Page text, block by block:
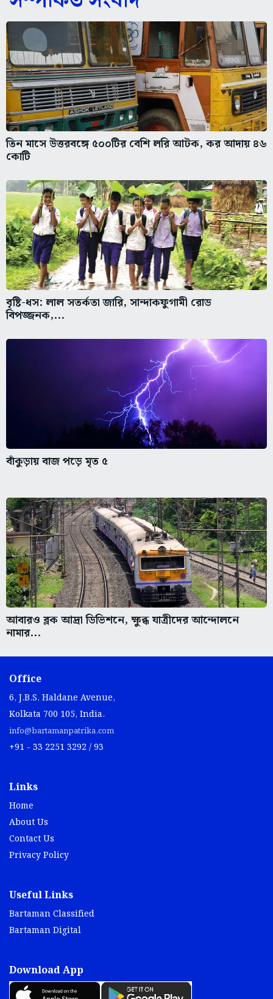
তিন মাসে উত্তরবঙ্গে ৫০০টির বেশি লরি আটক, কর আদায় ৪৬
কোটি
বৃষ্টি-ধস: লাল সতর্কতা জারি, সান্দাকফুগামী রোড
বিপজ্জনক,...
বাঁকুড়ায় বাজ পড়ে মৃত ৫
আবারও ব্লক আদ্রা ডিভিশনে, ক্ষুব্ধ যাত্রীদের আন্দোলনে
নামার...
Office
6, J.B.S. Haldane Avenue,
Kolkata 700 105, India.
info@bartamanpatrika.com
+91 - 33 2251 3292 / 93
Links
Home
About Us
Contact Us
Privacy Policy
Useful Links
Bartaman Classified
Bartaman Digital
Download App